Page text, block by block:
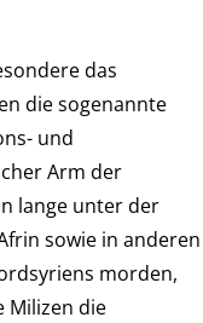
das
die sogenannte
und
Arm der
lange unter der
sowie in anderen
morden,
Milizen die